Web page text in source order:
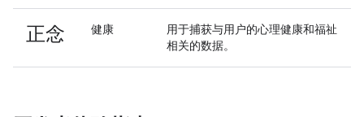
正念 健康
用于捕获与用户的心理健康和福祉
相关的数据。